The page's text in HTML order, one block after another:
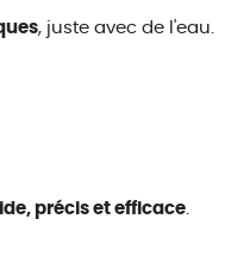
, juste avec de l'eau.
précis et efficace.